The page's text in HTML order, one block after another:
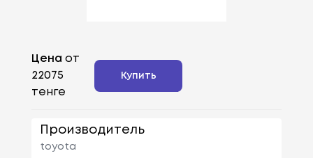
Цена от
22075
тенге
Купить
Производитель
toyota